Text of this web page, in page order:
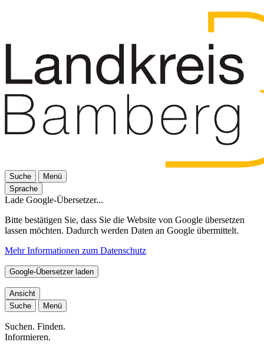
Suche
Menü
Sprache
Lade Google-Übersetzer...
Bitte bestätigen Sie, dass Sie die Website von Google übersetzen
lassen möchten. Dadurch werden Daten an Google übermittelt.
Mehr Informationen zum Datenschutz
Google-Übersetzer laden
Ansicht
Suche
Menü
Suchen. Finden.
Informieren.